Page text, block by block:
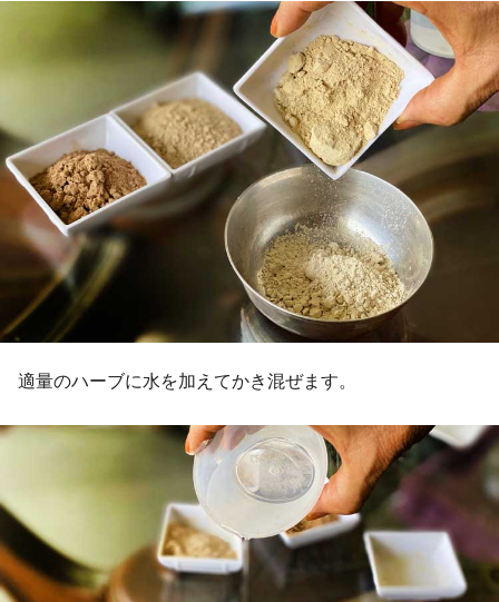
適量のハーブに水を加えてかき混ぜます。